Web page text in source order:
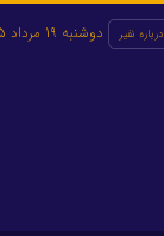
درباره نفیر دوشنبه 19 مرداد 1405